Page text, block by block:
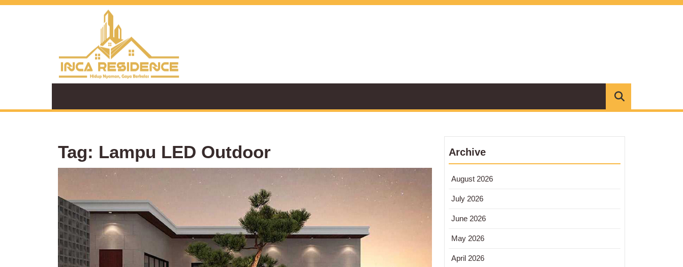
Skip
Tag: Lampu LED Outdoor
Taman
Estetika
Hunian
Archive
August 2026
July 2026
June 2026
May 2026
April 2026